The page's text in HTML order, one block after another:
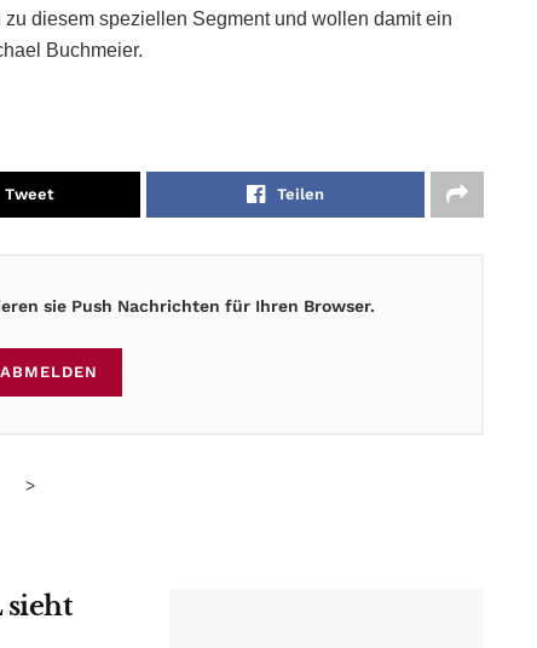
diesem speziellen Segment und wollen damit ein
Buchmeier.
Tweet Teilen
sie Push Nachrichten für Ihren Browser.
ABMELDEN
>
sieht